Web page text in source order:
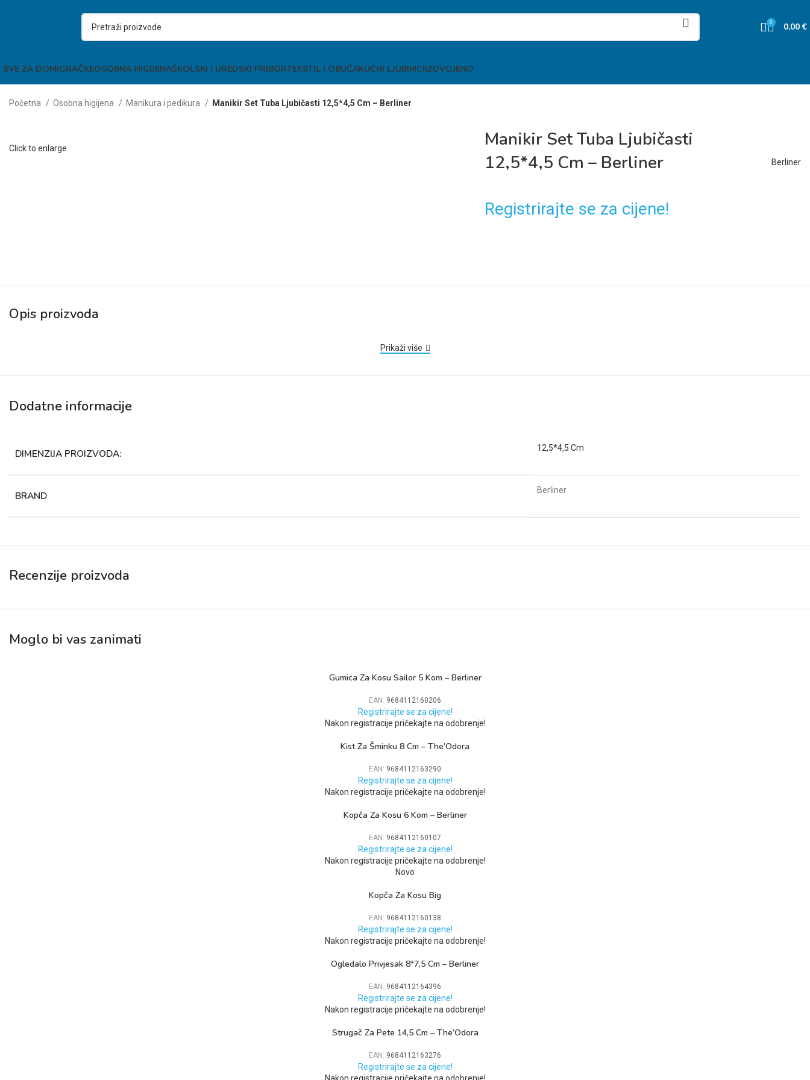
0 0,00€
SVE ZA DOMIGRAČKEOSOBNA HIGIJENAŠKOLSKI I UREDSKI PRIBORTEKSTIL I OBUĆAKUĆNI LJUBIMCIIZDVOJENO
Početna Osobna higijena Manikura i pedikura Manikir Set Tuba Ljubičasti 12,5*4,5 Cm – Berliner
Click to enlarge
Manikir Set Tuba Ljubičasti
12,5*4,5 Cm – Berliner
Berliner
Registrirajte se za cijene!
Opis proizvoda
Prikaži više
Dodatne informacije
DIMENZIJA PROIZVODA: 12,5*4,5 Cm
BRAND Berliner
Recenzije proizvoda
Moglo bi vas zanimati
Gumica Za Kosu Sailor 5 Kom – Berliner
EAN: 9684112160206
Registrirajte se za cijene!
Nakon registracije pričekajte na odobrenje!
Kist Za Šminku 8 Cm – The’Odora
EAN: 9684112163290
Registrirajte se za cijene!
Nakon registracije pričekajte na odobrenje!
Kopča Za Kosu 6 Kom – Berliner
EAN: 9684112160107
Registrirajte se za cijene!
Nakon registracije pričekajte na odobrenje!
Novo
Kopča Za Kosu Big
EAN: 9684112160138
Registrirajte se za cijene!
Nakon registracije pričekajte na odobrenje!
Ogledalo Privjesak 8*7,5 Cm – Berliner
EAN: 9684112164396
Registrirajte se za cijene!
Nakon registracije pričekajte na odobrenje!
Strugač Za Pete 14,5 Cm – The’Odora
EAN: 9684112163276
Registrirajte se za cijene!